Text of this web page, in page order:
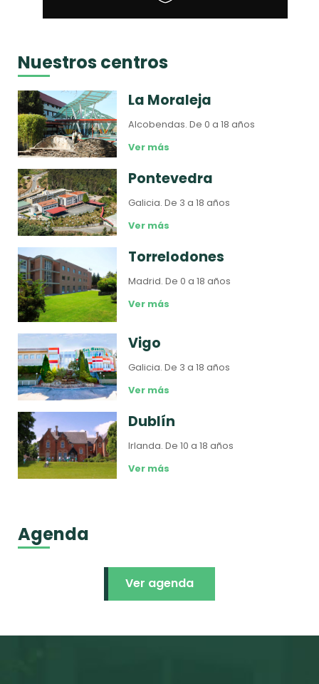
Nuestros centros
La Moraleja
Alcobendas.De 0 a 18 años
Ver más
Pontevedra
Galicia.De 3 a 18 años
Ver más
Torrelodones
Madrid.De 0 a 18 años
Ver más
Vigo
Galicia.De 3 a 18 años
Ver más
Dublín
Irlanda.De 10 a 18 años
Ver más
Agenda
Ver agenda